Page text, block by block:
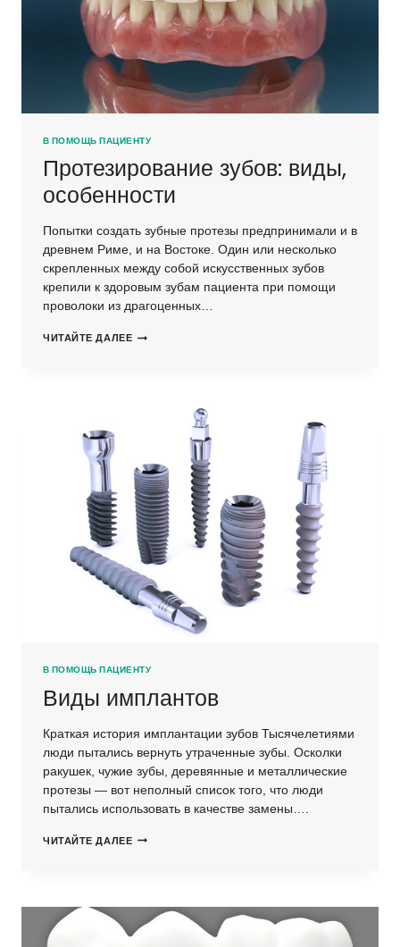
В ПОМОЩЬ ПАЦИЕНТУ
Протезирование зубов: виды,
особенности
Попытки создать зубные протезы предпринимали и в
древнем Риме, и на Востоке. Один или несколько
скрепленных между собой искусственных зубов
крепили к здоровым зубам пациента при помощи
проволоки из драгоценных…
ЧИТАЙТЕ ДАЛЕЕ ПРОТЕЗИРОВАНИЕ
В ПОМОЩЬ ПАЦИЕНТУ
Виды имплантов
Краткая история имплантации зубов Тысячелетиями
люди пытались вернуть утраченные зубы. Осколки
ракушек, чужие зубы, деревянные и металлические
протезы — вот неполный список того, что люди
пытались использовать в качестве замены….
ЧИТАЙТЕ ДАЛЕЕ ВИДЫ